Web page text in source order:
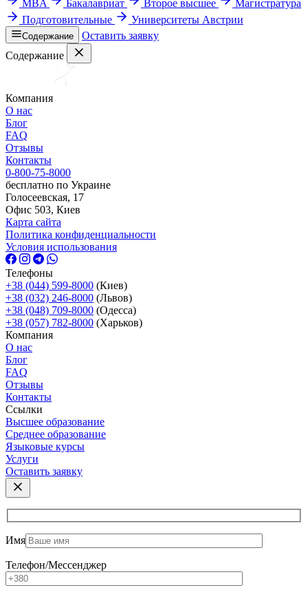
MBA
Бакалавриат Второе высшее
Магистратура
Подготовительные
Университеты Австрии
Содержание
Оставить заявку
Содержание
Компания
О нас
Блог
FAQ
Отзывы
Контакты
0-800-75-8000
бесплатно по Украине
Голосеевская, 17
Офис 503, Киев
Карта сайта
Политика конфиденциальности
Условия использования
Телефоны
+38 (044) 599-8000 (Киев)
+38 (032) 246-8000 (Львов)
+38 (048) 709-8000 (Одесcа)
+38 (057) 782-8000 (Харьков)
Компания
О нас
Блог
FAQ
Отзывы
Контакты
Ссылки
Высшее образование
Среднее образование
Языковые курсы
Услуги
Оставить заявку
Имя
Телефон/Мессенджер